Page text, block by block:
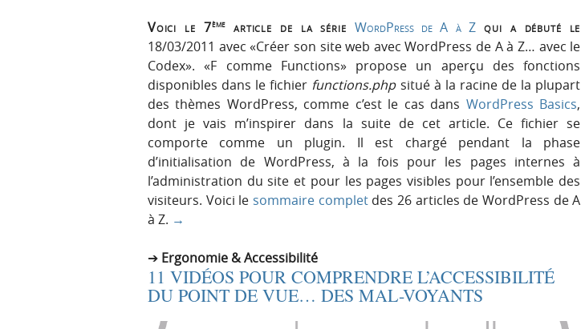
Voici le 7ème article de la série WordPress de A à Z qui a débuté le
18/03/2011 avec «Créer son site web avec WordPress de A à Z… avec le
Codex». «F comme Functions» propose un aperçu des fonctions
disponibles dans le fichier functions.phpsitué à la racine de la plupart
des thèmes WordPress, comme c’est le cas dans WordPress Basics,
dont je vais m’inspirer dans la suite de cet article. Ce fichier se
comporte comme un plugin. Il est chargé pendant la phase
d’initialisation de WordPress, à la fois pour les pages internes à
l’administration du site et pour les pages visibles pour l’ensemble des
visiteurs. Voici le sommaire completdes 26 articles de WordPress de A
à Z. →
Ergonomie & Accessibilité
11 VIDÉOS POUR COMPRENDRE L’ACCESSIBILITÉ
DU POINT DE VUE… DES MAL-VOYANTS